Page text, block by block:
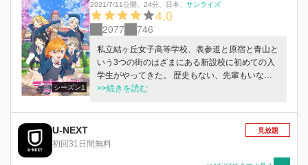
シーズン1
2021/7/11公開 24分 日本 サンライズ
4.0
2077 746
私立結ヶ丘女子高等学校、表参道と原宿と青山と
いう3つの街のはざまにある新設校に初めての入
学生がやってきた。 歴史もない、先輩もいな
い、名前も全く知られていない、ないない尽くし
たちは"スクールアイドル"と出会う。 私、やっぱ
り歌が好き！ 歌でなにかを……叶えたい！！ ま
だ小さな星たちの、大きな想いが重なっていく
>>続きを読む
U-NEXT
初回31日間無料
見放題